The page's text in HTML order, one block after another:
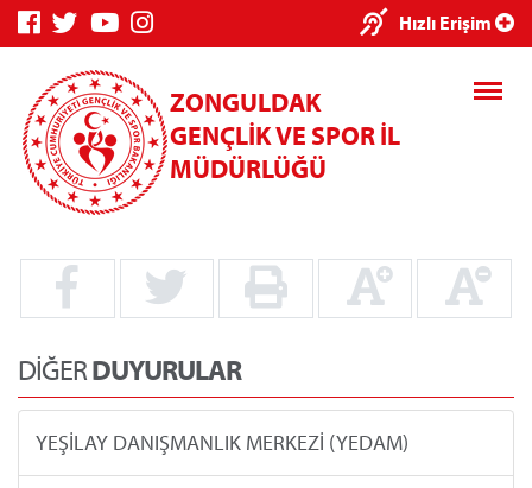
Hızlı Erişim
ZONGULDAK
GENÇLİK VE SPOR İL
MÜDÜRLÜĞÜ
DİĞERDUYURULAR
YEŞİLAY DANIŞMANLIK MERKEZİ (YEDAM)
×
Genç Bilgi
Sistemi
Spor Bilgi
Sistemi
Kredi/Yurt
İşlemleri
Kredi/Yurt E-
Ödeme